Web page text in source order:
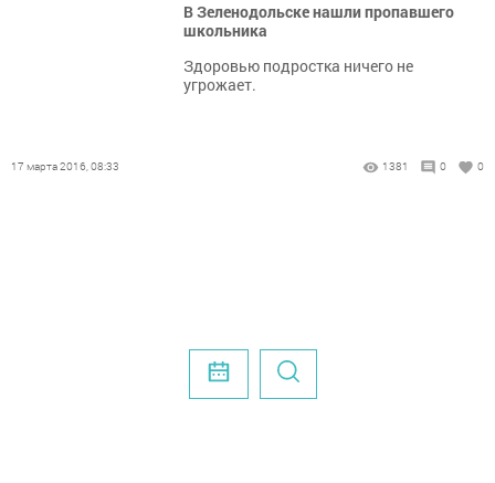
В Зеленодольске нашли пропавшего
школьника
Здоровью подростка ничего не
угрожает.
17 марта 2016, 08:33 1381 0 0